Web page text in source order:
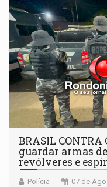
BRASIL CONTRA
guardar armas
revólveres e
Polícia 07 de